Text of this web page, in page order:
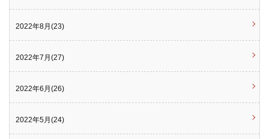
2022年8月(23)
2022年7月(27)
2022年6月(26)
2022年5月(24)